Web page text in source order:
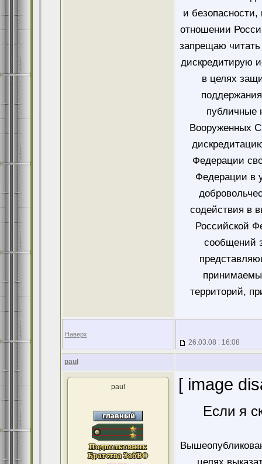
и безопасности,
отношении
запрещаю читать
дискредитирую
в целях
публичные
Вооруженных
Федерации
Федерации в
содействия в
Российской
сообщений
территорий,
Наверх
26.03.08 : 16:08
paul
paul [ image
Если я